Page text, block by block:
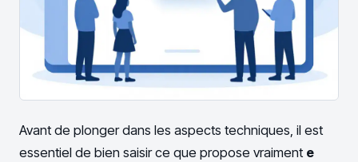
Avant de plonger dans les aspects techniques, il est
essentiel de bien saisir ce que propose vraiment e